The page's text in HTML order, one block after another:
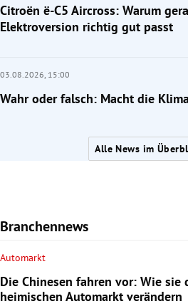
Citroën ë-C5 Aircross: Warum
Elektroversion richtig gut passt
03.08.2026, 15:00
Wahr oder falsch: Macht die
Alle News im
Branchennews
Automarkt
Die Chinesen fahren vor: Wie sie
heimischen Automarkt verändern